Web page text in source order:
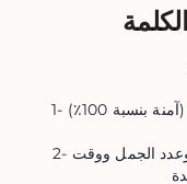
1- قم بتحميل المستند الخاص بك في أداتنا (آمنة بنسبة 100٪)
2- سيظهر لك عدد الأحرف وعدد الكلمات وعدد الجمل ووقت